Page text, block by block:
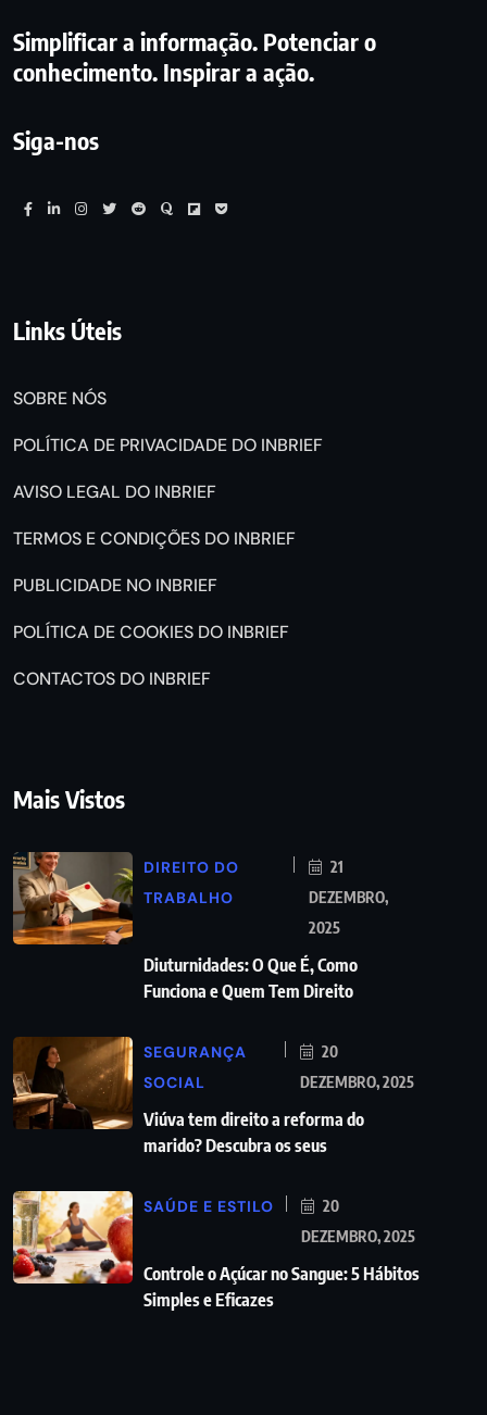
Simplificar a informação. Potenciar o
conhecimento. Inspirar a ação.
Siga-nos
Links Úteis
SOBRE NÓS
POLÍTICA DE PRIVACIDADE DO INBRIEF
AVISO LEGAL DO INBRIEF
TERMOS E CONDIÇÕES DO INBRIEF
PUBLICIDADE NO INBRIEF
POLÍTICA DE COOKIES DO INBRIEF
CONTACTOS DO INBRIEF
Mais Vistos
DIREITO DO
TRABALHO
21
DEZEMBRO,
2025
Diuturnidades: O Que É, Como
Funciona e Quem Tem Direito
SEGURANÇA
SOCIAL
20
DEZEMBRO, 2025
Viúva tem direito a reforma do
marido? Descubra os seus
SAÚDE E ESTILO
20
DEZEMBRO, 2025
Controle o Açúcar no Sangue: 5 Hábitos
Simples e Eficazes